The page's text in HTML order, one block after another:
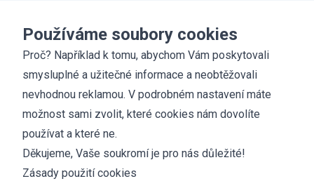
Základní škola
Fotogalerie
5. třída v knihovně
Používáme soubory cookies
Proč? Například k tomu, abychom Vám poskytovali
smysluplné a užitečné informace a neobtěžovali
nevhodnou reklamou. V podrobném nastavení máte
možnost sami zvolit, které cookies nám dovolíte
používat a které ne.
Děkujeme, Vaše soukromí je pro nás důležité!
Zásady použití cookies